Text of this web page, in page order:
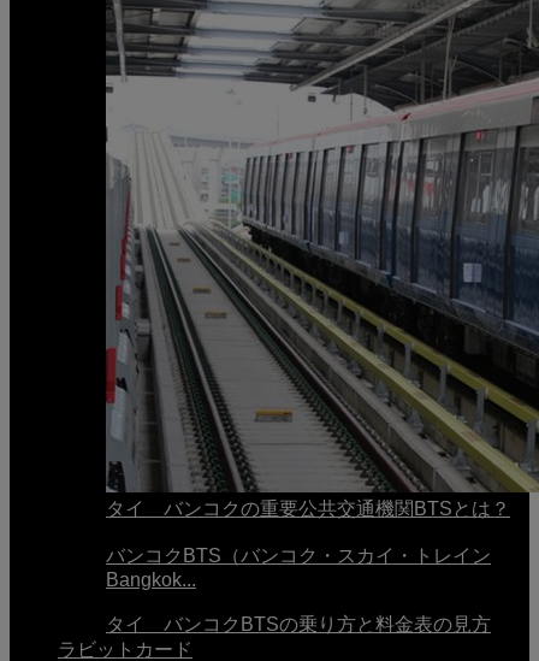
タイ バンコクの重要公共交通機関BTSとは？
バンコクBTS（バンコク・スカイ・トレイン
Bangkok...
タイ バンコクBTSの乗り方と料金表の見方
ラビットカード